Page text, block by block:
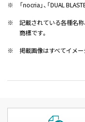
※
「nocria」、「DUAL
※
記載されている各種名
商標です。
※
掲載画像はすべてイメー